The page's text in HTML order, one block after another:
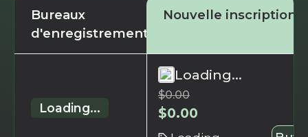
Bureaux
d'enregistrement
Nouvelle inscription
Loading...
Loading...
$0.00
$0.00